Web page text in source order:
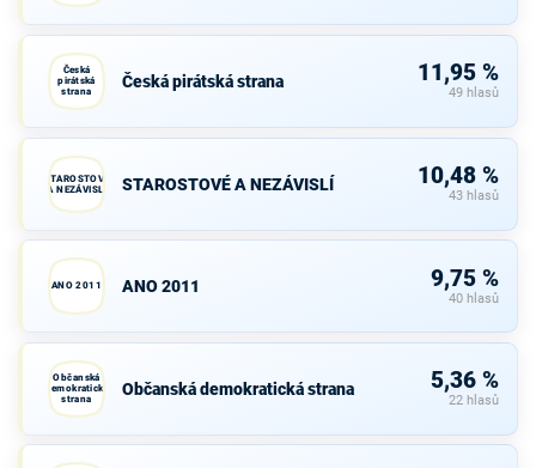
Česká
pirátská
strana
Česká pirátská strana 11,95 %
49 hlasů
STAROSTOVÉ
A NEZÁVISLÍ
STAROSTOVÉ A NEZÁVISLÍ 10,48 %
43 hlasů
ANO 2011 ANO 2011 9,75 %
40 hlasů
Občanská
demokratická
strana
Občanská demokratická strana 5,36 %
22 hlasů